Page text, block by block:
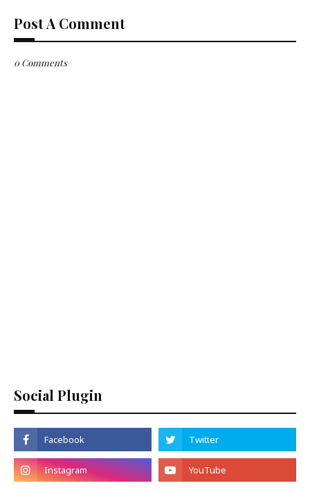
Post A Comment
0 Comments
Social Plugin